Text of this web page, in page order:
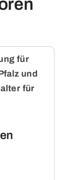
für
und
für